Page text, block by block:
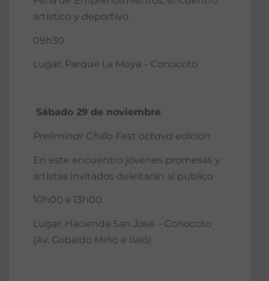
artístico y deportivo
09h30
Lugar: Parque La Moya – Conocoto
Sábado 29 de noviembre
Preliminar Chillo Fest octava edición
En este encuentro jóvenes promesas y
artistas invitados deleitarán al público
10h00 a 13h00
Lugar: Hacienda San José – Conocoto
(Av. Gribaldo Miño e Ilaló)